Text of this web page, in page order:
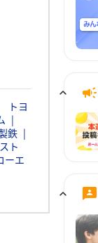
トヨ
鉄
ト
ーエ